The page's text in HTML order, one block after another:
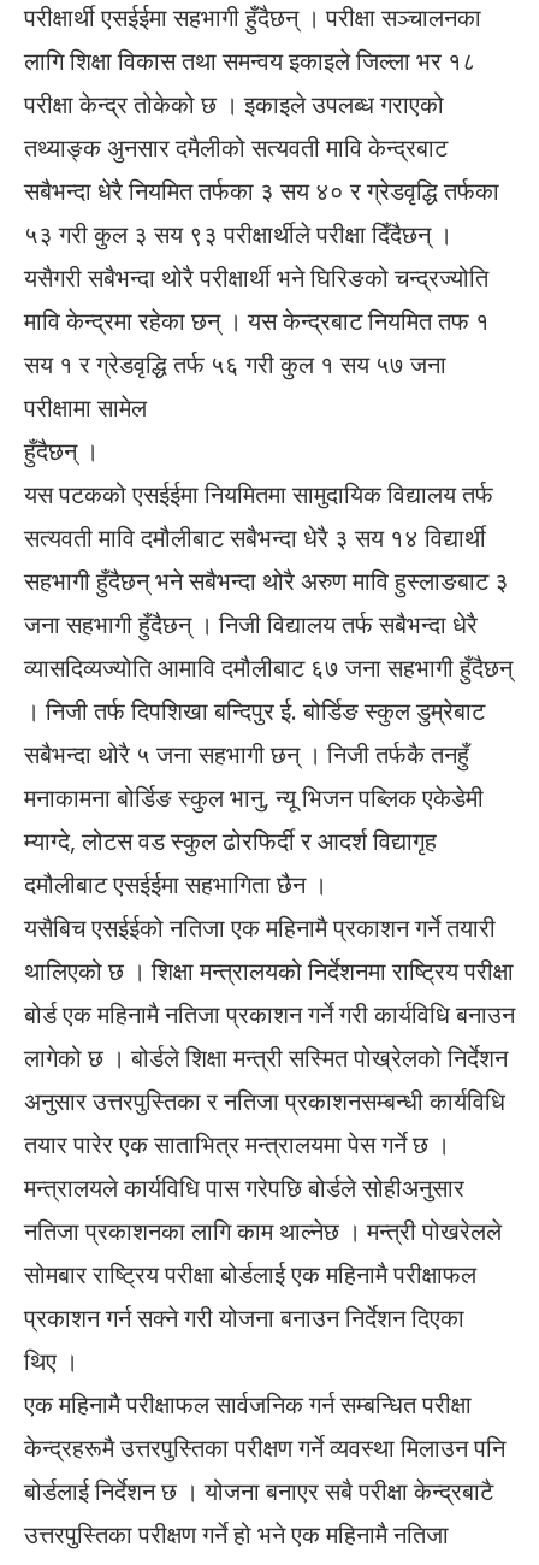
परीक्षार्थी एसईईमा सहभागी हुँदैछन् । परीक्षा सञ्चालनका
लागि शिक्षा विकास तथा समन्वय इकाइले जिल्ला भर १८
परीक्षा केन्द्र तोकेको छ । इकाइले उपलब्ध गराएको
तथ्याङ्क अुनसार दमैलीको सत्यवती मावि केन्द्रबाट
सबैभन्दा धेरै नियमित तर्फका ३ सय ४० र ग्रेडवृद्धि तर्फका
५३ गरी कुल ३ सय ९३ परीक्षार्थीले परीक्षा दिँदैछन् ।
यसैगरी सबैभन्दा थोरै परीक्षार्थी भने घिरिङको चन्द्रज्योति
मावि केन्द्रमा रहेका छन् । यस केन्द्रबाट नियमित तफ १
सय १ र ग्रेडवृद्धि तर्फ ५६ गरी कुल १ सय ५७ जना
परीक्षामा सामेल
हुँदैछन् ।
यस पटकको एसईईमा नियमितमा सामुदायिक विद्यालय तर्फ
सत्यवती मावि दमौलीबाट सबैभन्दा धेरै ३ सय १४ विद्यार्थी
सहभागी हुँदैछन् भने सबैभन्दा थोरै अरुण मावि हुस्लाङबाट ३
जना सहभागी हुँदैछन् । निजी विद्यालय तर्फ सबैभन्दा धेरै
व्यासदिव्यज्योति आमावि दमौलीबाट ६७ जना सहभागी हुँदैछन्
। निजी तर्फ दिपशिखा बन्दिपुर ई. बोर्डिङ स्कुल डुम्रेबाट
सबैभन्दा थोरै ५ जना सहभागी छन् । निजी तर्फकै तनहुँ
मनाकामना बोर्डिङ स्कुल भानु, न्यू भिजन पब्लिक एकेडेमी
म्याग्दे, लोटस वड स्कुल ढोरफिर्दी र आदर्श विद्यागृह
दमौलीबाट एसईईमा सहभागिता छैन ।
यसैबिच एसईईको नतिजा एक महिनामै प्रकाशन गर्ने तयारी
थालिएको छ । शिक्षा मन्त्रालयको निर्देशनमा राष्ट्रिय परीक्षा
बोर्ड एक महिनामै नतिजा प्रकाशन गर्ने गरी कार्यविधि बनाउन
लागेको छ । बोर्डले शिक्षा मन्त्री सस्मित पोख्रेलको निर्देशन
अनुसार उत्तरपुस्तिका र नतिजा प्रकाशनसम्बन्धी कार्यविधि
तयार पारेर एक साताभित्र मन्त्रालयमा पेस गर्ने छ ।
मन्त्रालयले कार्यविधि पास गरेपछि बोर्डले सोहीअनुसार
नतिजा प्रकाशनका लागि काम थाल्नेछ । मन्त्री पोखरेलले
सोमबार राष्ट्रिय परीक्षा बोर्डलाई एक महिनामै परीक्षाफल
प्रकाशन गर्न सक्ने गरी योजना बनाउन निर्देशन दिएका
थिए ।
एक महिनामै परीक्षाफल सार्वजनिक गर्न सम्बन्धित परीक्षा
केन्द्रहरूमै उत्तरपुस्तिका परीक्षण गर्ने व्यवस्था मिलाउन पनि
बोर्डलाई निर्देशन छ । योजना बनाएर सबै परीक्षा केन्द्रबाटै
उत्तरपुस्तिका परीक्षण गर्ने हो भने एक महिनामै नतिजा